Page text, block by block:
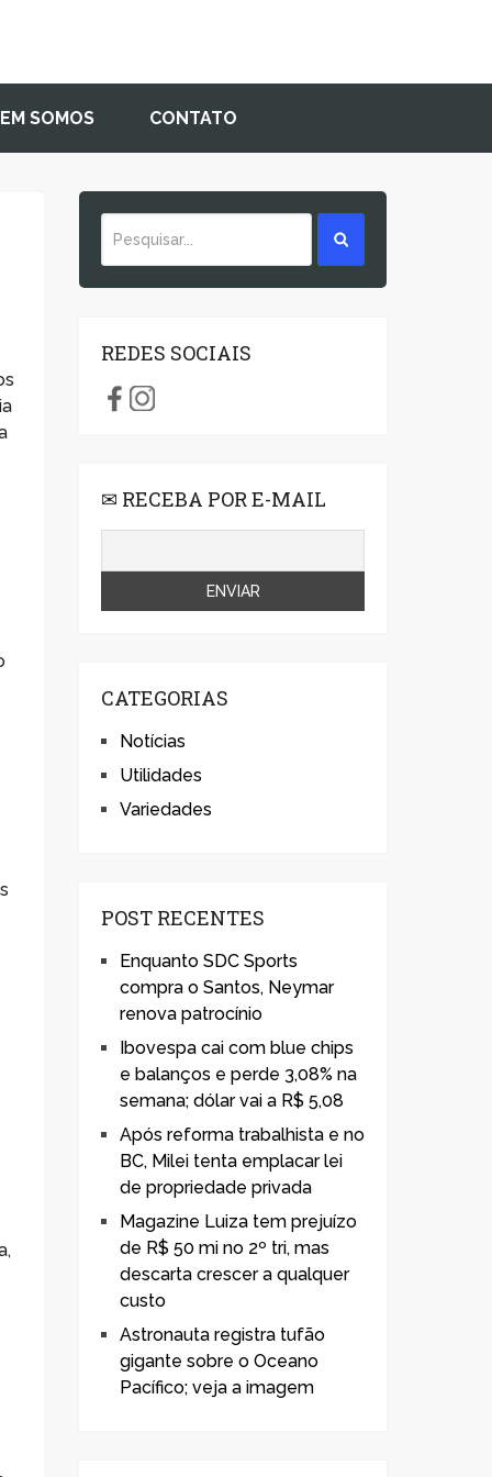
SOMOS CONTATO
REDES SOCIAIS
✉ RECEBA POR E-MAIL
CATEGORIAS
Notícias
Utilidades
Variedades
POST RECENTES
Enquanto SDC Sports
compra o Santos, Neymar
renova patrocínio
Ibovespa cai com blue chips
e balanços e perde 3,08% na
semana; dólar vai a R$ 5,08
Após reforma trabalhista e no
BC, Milei tenta emplacar lei
de propriedade privada
Magazine Luiza tem prejuízo
de R$ 50 mi no 2º tri, mas
descarta crescer a qualquer
custo
Astronauta registra tufão
gigante sobre o Oceano
Pacífico; veja a imagem